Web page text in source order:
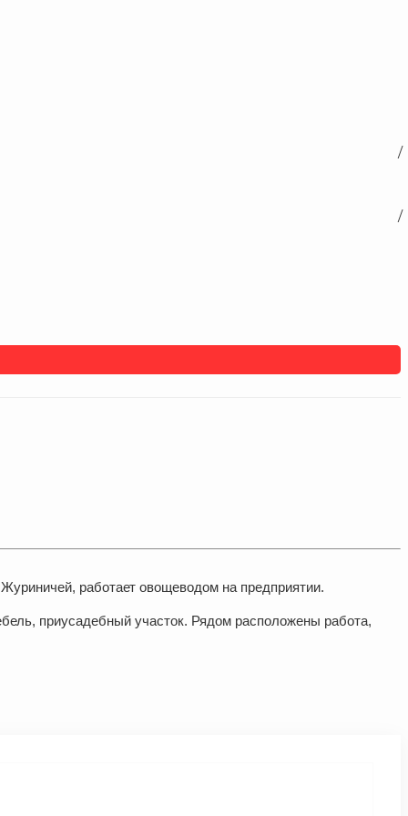
работает овощеводом на предприятии.
приусадебный участок. Рядом расположены работа,